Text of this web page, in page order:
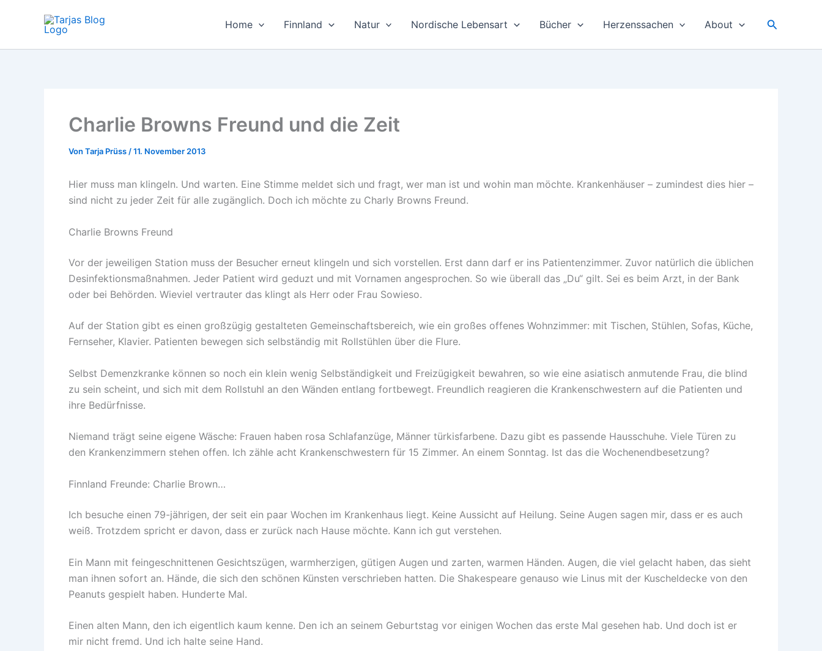
Home Finnland Natur Nordische Lebensart Bücher Herzenssachen About Suchen
Charlie Browns Freund und die Zeit
Von Tarja Prüss /11. November 2013
Hier muss man klingeln. Und warten. Eine Stimme meldet sich und fragt, wer man ist und wohin man möchte. Krankenhäuser – zumindest dies hier –
sind nicht zu jeder Zeit für alle zugänglich. Doch ich möchte zu Charly Browns Freund.
Charlie Browns Freund
Vor der jeweiligen Station muss der Besucher erneut klingeln und sich vorstellen. Erst dann darf er ins Patientenzimmer. Zuvor natürlich die üblichen
Desinfektionsmaßnahmen. Jeder Patient wird geduzt und mit Vornamen angesprochen. So wie überall das „Du“ gilt. Sei es beim Arzt, in der Bank
oder bei Behörden. Wieviel vertrauter das klingt als Herr oder Frau Sowieso.
Auf der Station gibt es einen großzügig gestalteten Gemeinschaftsbereich, wie ein großes offenes Wohnzimmer: mit Tischen, Stühlen, Sofas, Küche,
Fernseher, Klavier. Patienten bewegen sich selbständig mit Rollstühlen über die Flure.
Selbst Demenzkranke können so noch ein klein wenig Selbständigkeit und Freizügigkeit bewahren, so wie eine asiatisch anmutende Frau, die blind
zu sein scheint, und sich mit dem Rollstuhl an den Wänden entlang fortbewegt. Freundlich reagieren die Krankenschwestern auf die Patienten und
ihre Bedürfnisse.
Niemand trägt seine eigene Wäsche: Frauen haben rosa Schlafanzüge, Männer türkisfarbene. Dazu gibt es passende Hausschuhe. Viele Türen zu
den Krankenzimmern stehen offen. Ich zähle acht Krankenschwestern für 15 Zimmer. An einem Sonntag. Ist das die Wochenendbesetzung?
Finnland Freunde: Charlie Brown…
Ich besuche einen 79-jährigen, der seit ein paar Wochen im Krankenhaus liegt. Keine Aussicht auf Heilung. Seine Augen sagen mir, dass er es auch
weiß. Trotzdem spricht er davon, dass er zurück nach Hause möchte. Kann ich gut verstehen.
Ein Mann mit feingeschnittenen Gesichtszügen, warmherzigen, gütigen Augen und zarten, warmen Händen. Augen, die viel gelacht haben, das sieht
man ihnen sofort an. Hände, die sich den schönen Künsten verschrieben hatten. Die Shakespeare genauso wie Linus mit der Kuscheldecke von den
Peanuts gespielt haben. Hunderte Mal.
Einen alten Mann, den ich eigentlich kaum kenne. Den ich an seinem Geburtstag vor einigen Wochen das erste Mal gesehen hab. Und doch ist er
mir nicht fremd. Und ich halte seine Hand.